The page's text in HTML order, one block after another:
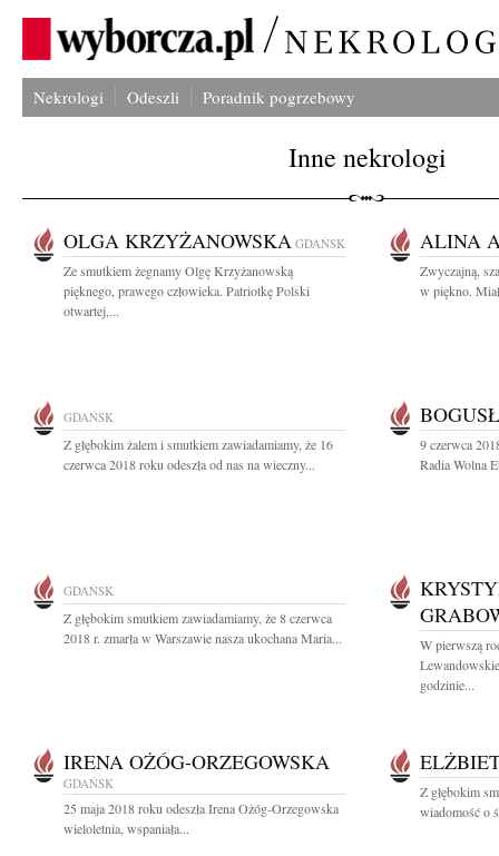
Nekrologi Odeszli Poradnik pogrzebowy
Inne nekrologi
OLGA KRZYŻANOWSKA GDAŃSK
Ze smutkiem żegnamy Olgę Krzyżanowską
pięknego, prawego człowieka. Patriotkę Polski
otwartej,...
ALINA
Zwyczajną,
w piękno.
GDAŃSK
Z głębokim żalem i smutkiem zawiadamiamy, że 16
czerwca 2018 roku odeszła od nas na wieczny...
9 czerwca
Radia Wolna
GDAŃSK
Z głębokim smutkiem zawiadamiamy, że 8 czerwca
2018 r. zmarła w Warszawie nasza ukochana Maria...
W pierwszą
godzinie...
IRENA OŻÓG-ORZEGOWSKA
GDAŃSK
25 maja 2018 roku odeszła Irena Ożóg-Orzegowska
wieloletnia, wspaniała...
Z głębokim
wiadomość o